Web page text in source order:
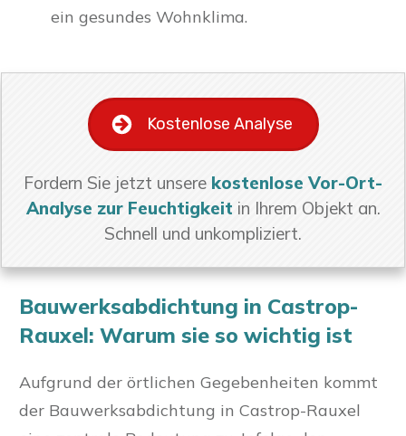
ein gesundes Wohnklima.
Kostenlose Analyse
Fordern Sie jetzt unsere kostenlose Vor-Ort-
Analyse zur Feuchtigkeit in Ihrem Objekt an.
Schnell und unkompliziert.
Bauwerksabdichtung in Castrop-
Rauxel: Warum sie so wichtig ist
Aufgrund der örtlichen Gegebenheiten kommt
der Bauwerksabdichtung in Castrop-Rauxel